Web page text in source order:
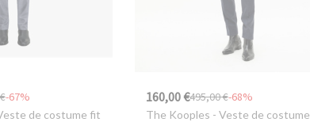
-67%
de costume fit
160,00 €495,00 €-68%
The Kooples - Veste de costume